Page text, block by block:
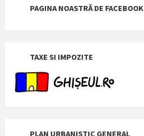
PAGINA NOASTRĂ DE FACEBOOK
TAXE SI IMPOZITE
PLAN URBANISTIC GENERAL